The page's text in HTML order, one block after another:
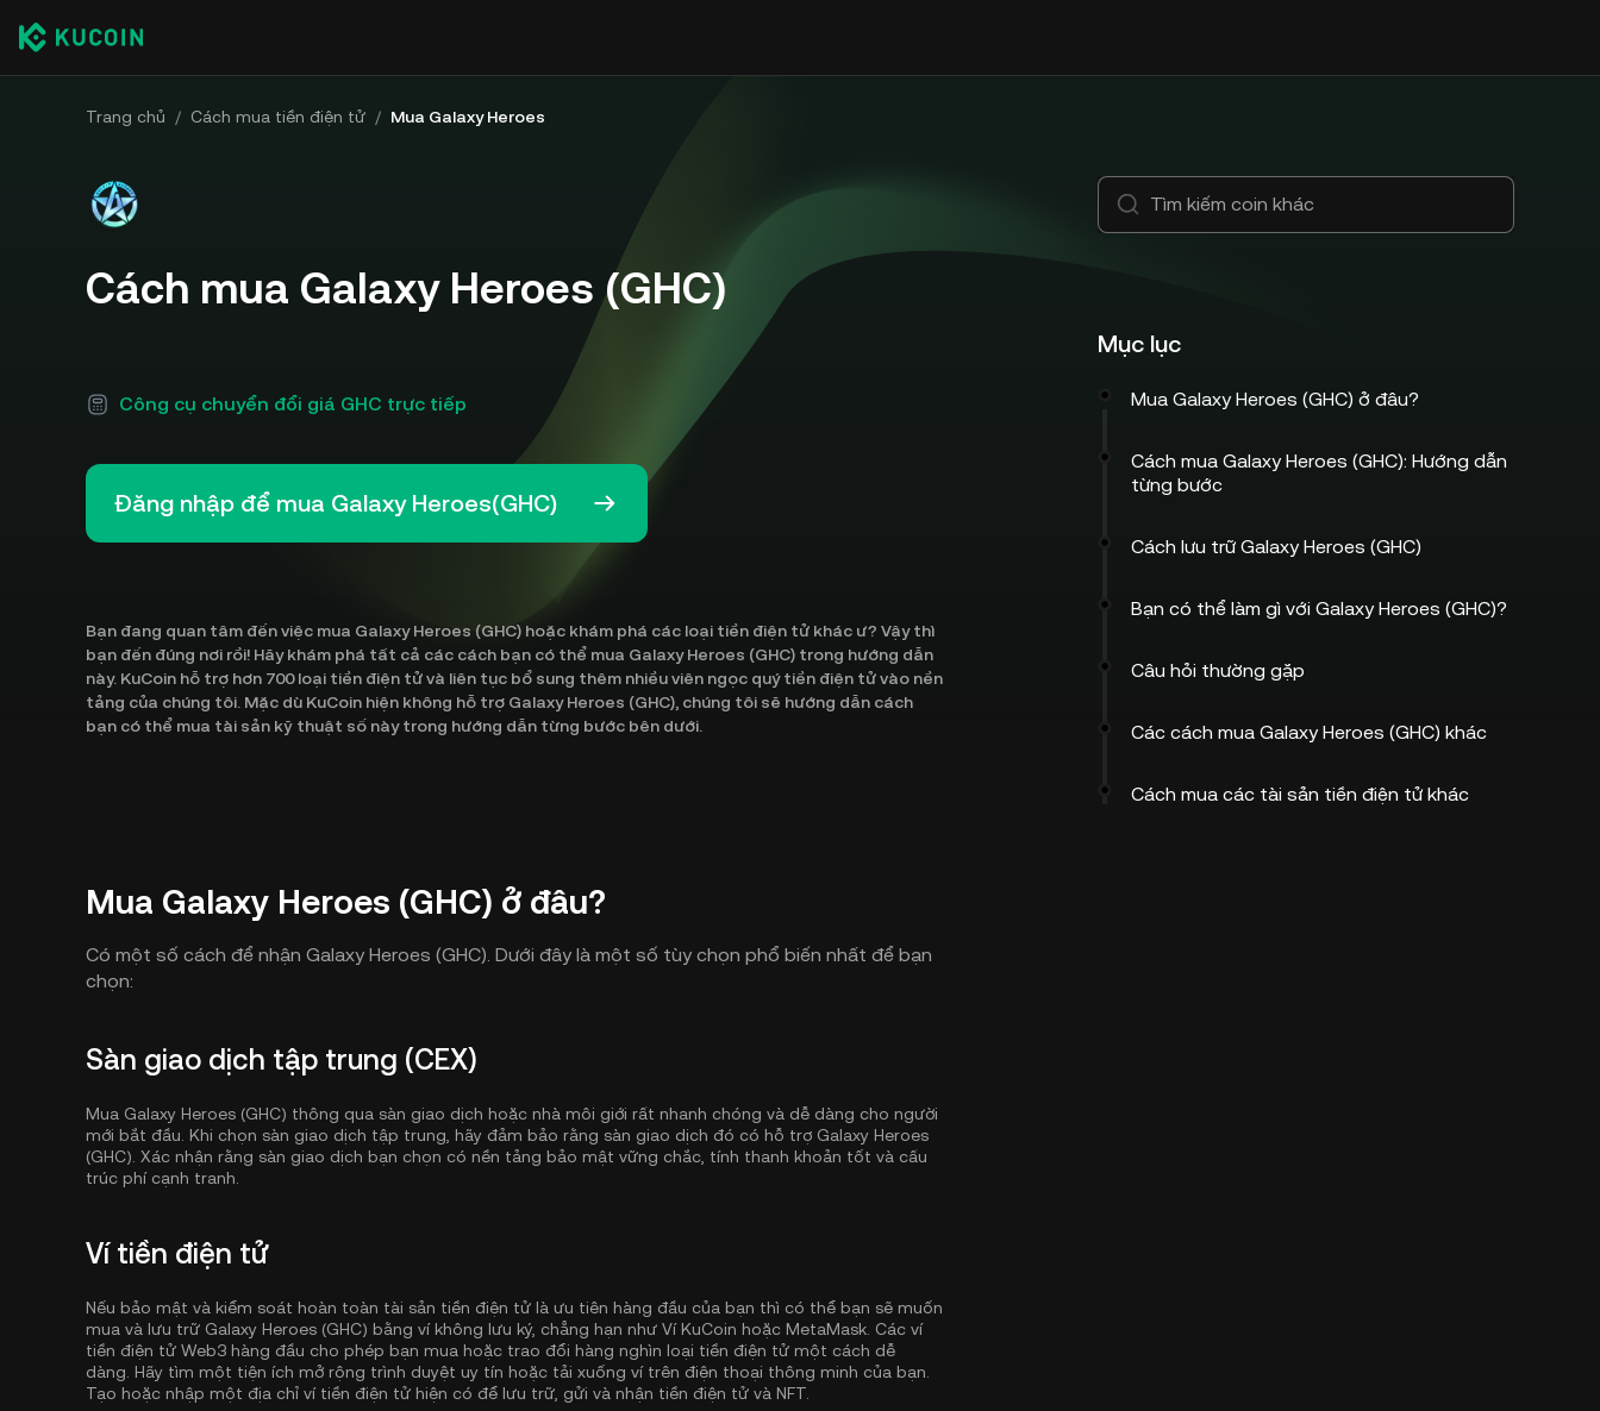
Trang chủ / Cách mua tiền điện tử / Mua Galaxy Heroes
Cách mua Galaxy Heroes (GHC)
Công cụ chuyển đổi giá GHC trực tiếp
Đăng nhập để mua Galaxy Heroes(GHC)
Bạn đang quan tâm đến việc mua Galaxy Heroes (GHC) hoặc khám phá các loại tiền điện tử khác ư? Vậy thì
bạn đến đúng nơi rồi! Hãy khám phá tất cả các cách bạn có thể mua Galaxy Heroes (GHC) trong hướng dẫn
này. KuCoin hỗ trợ hơn 700 loại tiền điện tử và liên tục bổ sung thêm nhiều viên ngọc quý tiền điện tử vào nền
tảng của chúng tôi. Mặc dù KuCoin hiện không hỗ trợ Galaxy Heroes (GHC), chúng tôi sẽ hướng dẫn cách
bạn có thể mua tài sản kỹ thuật số này trong hướng dẫn từng bước bên dưới.
Mua Galaxy Heroes (GHC) ở đâu?
Có một số cách để nhận Galaxy Heroes (GHC). Dưới đây là một số tùy chọn phổ biến nhất để bạn
chọn:
Sàn giao dịch tập trung (CEX)
Mua Galaxy Heroes (GHC) thông qua sàn giao dịch hoặc nhà môi giới rất nhanh chóng và dễ dàng cho người
mới bắt đầu. Khi chọn sàn giao dịch tập trung, hãy đảm bảo rằng sàn giao dịch đó có hỗ trợ Galaxy Heroes
(GHC). Xác nhận rằng sàn giao dịch bạn chọn có nền tảng bảo mật vững chắc, tính thanh khoản tốt và cấu
trúc phí cạnh tranh.
Ví tiền điện tử
Nếu bảo mật và kiểm soát hoàn toàn tài sản tiền điện tử là ưu tiên hàng đầu của bạn thì có thể bạn sẽ muốn
mua và lưu trữ Galaxy Heroes (GHC) bằng ví không lưu ký, chẳng hạn như Ví KuCoin hoặc MetaMask. Các ví
tiền điện tử Web3 hàng đầu cho phép bạn mua hoặc trao đổi hàng nghìn loại tiền điện tử một cách dễ
dàng. Hãy tìm một tiện ích mở rộng trình duyệt uy tín hoặc tải xuống ví trên điện thoại thông minh của bạn.
Tạo hoặc nhập một địa chỉ ví tiền điện tử hiện có để lưu trữ, gửi và nhận tiền điện tử và NFT.
Mục lục
Mua Galaxy Heroes (GHC) ở đâu?
Cách mua Galaxy Heroes (GHC): Hướng dẫn
từng bước
Cách lưu trữ Galaxy Heroes (GHC)
Bạn có thể làm gì với Galaxy Heroes (GHC)?
Câu hỏi thường gặp
Các cách mua Galaxy Heroes (GHC) khác
Cách mua các tài sản tiền điện tử khác